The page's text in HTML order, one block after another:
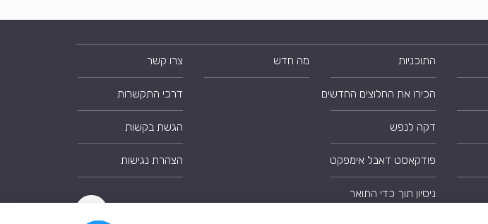
התוכניות
הכירו את החלוצים החדשים
דקה לנפש
פודקאסט דאבל אימפקט
ניסיון תוך כדי התואר
מה חדש צרו קשר
דרכי התקשרות
הגשת בקשות
הצהרת נגישות